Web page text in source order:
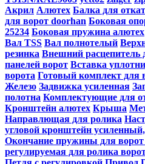
Акрил Алютех Балка для
для ворот doorhan Боковая
25234 Боковая пружина алютех
Вал TSS Вал полнотелый
резинка Внешний расцепитель
панелей ворот Вставка
ворота Готовый комплект для
Железо Задвижка усиленная
полотна Комплектующие для
Кронштейн алютех Крыша
Направлющая для ролика
угловой кронштейн
Окончание пружины для ворот
регулируемая для ролика